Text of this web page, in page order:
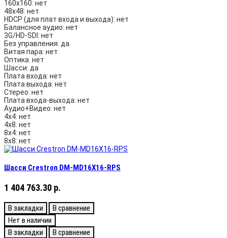
160х160: нет
48х48: нет
HDCP (для плат входа и выхода): нет
Балансное аудио: нет
3G/HD-SDI: нет
Без управления: да
Витая пара: нет
Оптика: нет
Шасси: да
Плата входа: нет
Плата выхода: нет
Стерео: нет
Плата входа-выхода: нет
Аудио+Видео: нет
4х4: нет
4х8: нет
8х4: нет
8х8: нет
Шасси Crestron DM-MD16X16-RPS
1 404 763.30 р.
В закладки
В сравнение
Нет в наличии
В закладки
В сравнение